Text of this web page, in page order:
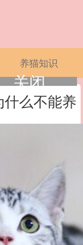
养猫知识
么不能养
关闭